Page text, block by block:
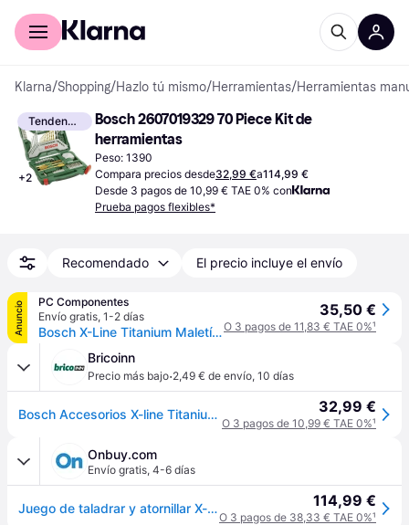
Comprar con Klarna
Klarna/Shopping/Hazlo tú mismo/Herramientas/Herramientas
Tendencia
+2
Bosch 2607019329 70 Piece Kit de
herramientas
Peso: 1390
Compara precios desde32,99 €a114,99 €
Desde 3 pagos de 10,99 € TAE 0% con
Prueba pagos flexibles*
Recomendado El precio incluye el envío
Anuncio
PC Componentes
Envío gratis, 1-2 días
Bosch X-Line Titanium Maletín 70 Unidades Brocas y Puntas de Atornillar
35,50 €
O 3 pagos de 11,83 € TAE 0%¹
Bricoinn
Precio más bajo·2,49 € de envío, 10 días
Bosch Accesorios X-line Titanium Set Of Drill Bits And Tips 70 Pieces Plateado 32,99 €
O 3 pagos de 10,99 € TAE 0%¹
Onbuy.com
Envío gratis, 4-6 días
Juego de taladrar y atornillar X-line (70 PCS) - BOSCH 114,99 €
O 3 pagos de 38,33 € TAE 0%¹